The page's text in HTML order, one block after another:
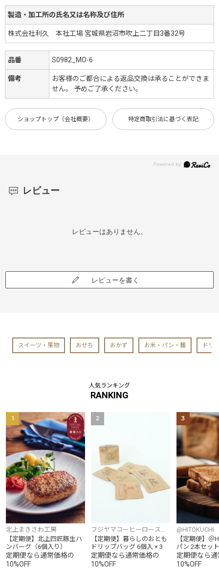
製造・加工所の氏名又は名称及び住所
株式会社利久 本社工場 宮城県岩沼市吹上二丁目3番32号
品番 S0982_MO-6
備考
お客様のご都合による返品交換は承ることができま
せん。 予めご了承ください。
ショップトップ（会社概要） 特定商取引法に基づく表記
レビュー
レビューはありません。
レビューを書く
スイーツ・果物 おせち おかず お米・パン・麺 ドリ
人気ランキング
RANKING
1
北上まきさわ工房
【定期便】北上四匠豚生ハ
ンバーグ（6個入り）
定期便なら通常価格の
10%OFF
2
フジヤマコーヒーロースタ
ーズ
【定期便】暮らしのおとも
ドリップバッグ 6個入 × 3
定期便なら通常価格の
10%OFF
3
@HITOKUCHI
【定期便】＠
パン 2本セット
定期便なら
10%OFF